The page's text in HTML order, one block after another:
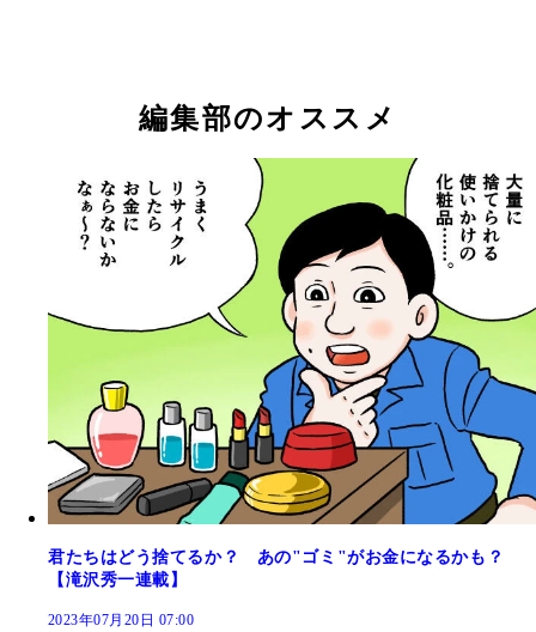
編集部のオススメ
君たちはどう捨てるか？ あの"ゴミ"がお金になるかも？
【滝沢秀一連載】
2023年07月20日 07:00